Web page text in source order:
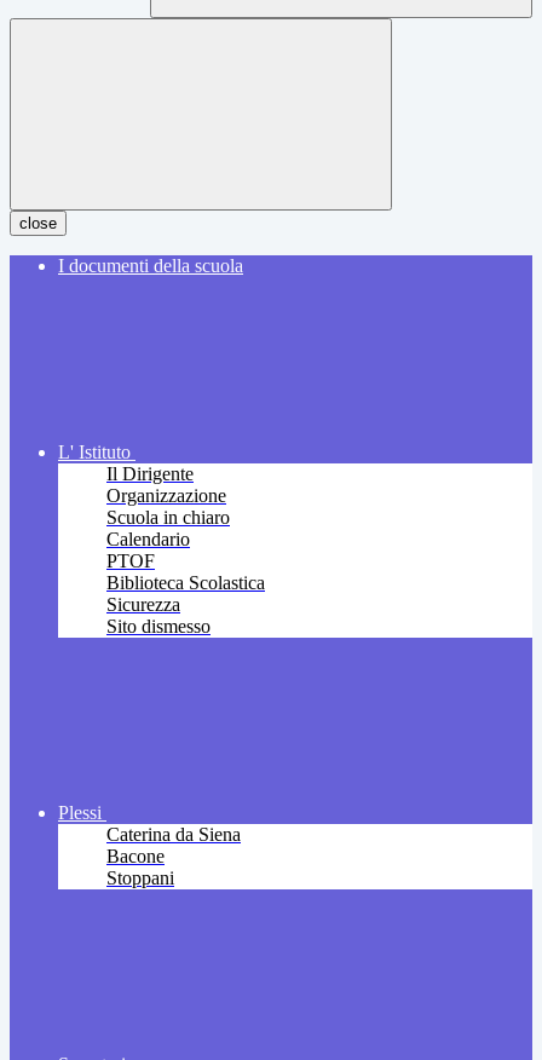
close
I documenti della scuola
L' Istituto
Il Dirigente
Organizzazione
Scuola in chiaro
Calendario
PTOF
Biblioteca Scolastica
Sicurezza
Sito dismesso
Plessi
Caterina da Siena
Bacone
Stoppani